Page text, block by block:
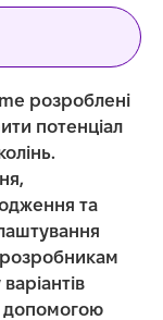
розроблені
потенціал
та
розробникам
допомогою